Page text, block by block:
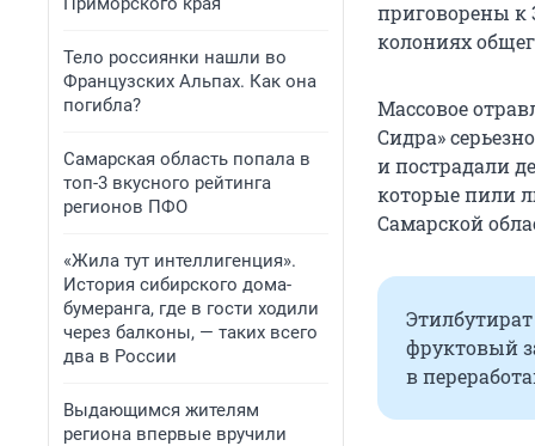
Тело россиянки нашли во
Французских Альпах. Как она
погибла?
Самарская область попала в
топ-3 вкусного рейтинга
регионов ПФО
«Жила тут интеллигенция».
История сибирского дома-
бумеранга, где в гости ходили
через балконы, — таких всего
два в России
Выдающимся жителям
региона впервые вручили
приговорены к
колониях
Массовое
Сидра»
и пострадали
которые пили
Самарской
фруктовый
в